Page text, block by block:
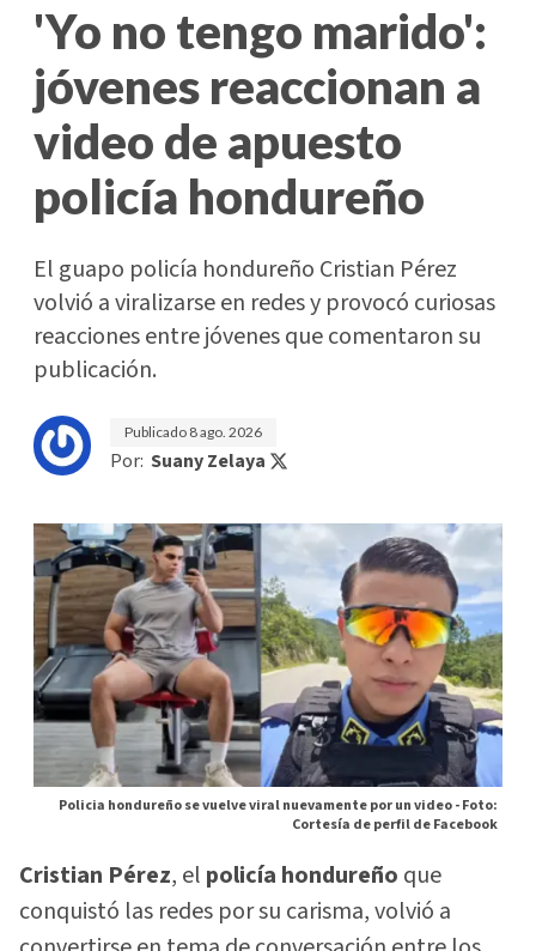
'Yo no tengo marido':
jóvenes reaccionan a
video de apuesto
policía hondureño
El guapo policía hondureño Cristian Pérez
volvió a viralizarse en redes y provocó curiosas
reacciones entre jóvenes que comentaron su
publicación.
Publicado 8 ago. 2026
Por: Suany Zelaya
Policia hondureño se vuelve viral nuevamente por un video -Foto:
Cortesía de perfil de Facebook
Cristian Pérez, el policía hondureño que
conquistó las redes por su carisma, volvió a